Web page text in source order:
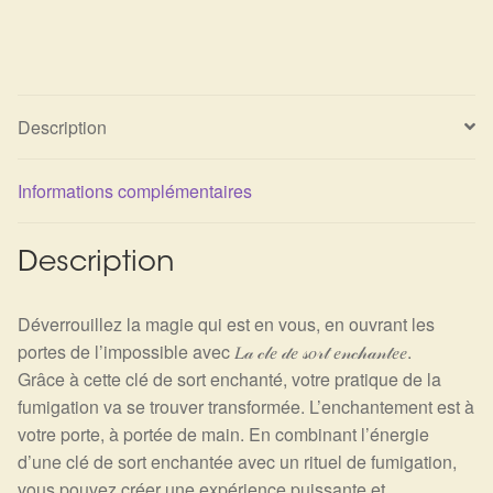
Panier
Description
Informations complémentaires
Description
Déverrouillez la magie qui est en vous, en ouvrant les
portes de l’impossible avec 𝐿𝒶 𝒸𝓁𝑒 𝒹𝑒 𝓈𝑜𝓇𝓉 𝑒𝓃𝒸𝒽𝒶𝓃𝓉𝑒𝑒.
Grâce à cette clé de sort enchanté, votre pratique de la
fumigation va se trouver transformée. L’enchantement est à
votre porte, à portée de main. En combinant l’énergie
d’une clé de sort enchantée avec un rituel de fumigation,